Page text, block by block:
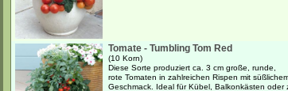
Tomate - Tumbling Tom Red
(10 Korn)
Diese Sorte produziert ca. 3 cm große, runde,
rote Tomaten in zahlreichen Rispen mit
Geschmack. Ideal für Kübel, Balkonkästen oder